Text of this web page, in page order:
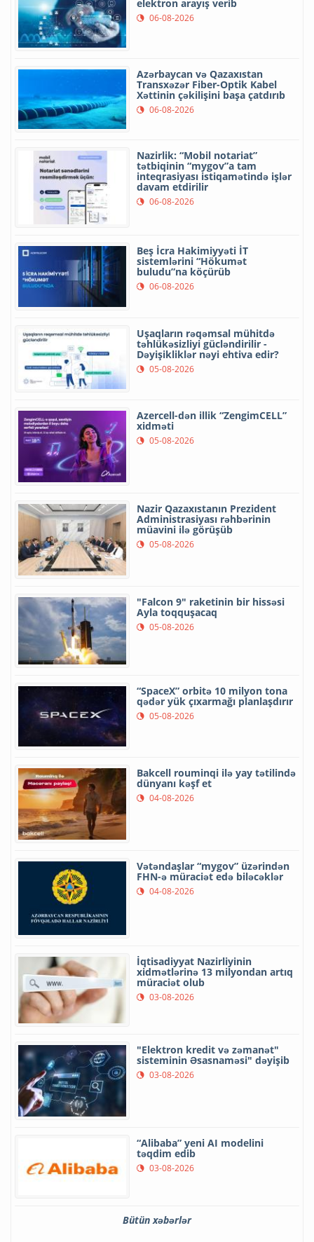
elektron arayış verib
06-08-2026
Azərbaycan və Qazaxıstan
Transxəzər Fiber-Optik Kabel
Xəttinin çəkilişini başa çatdırıb
06-08-2026
Nazirlik: “Mobil notariat”
tətbiqinin “mygov”a tam
inteqrasiyası istiqamətində işlər
davam etdirilir
06-08-2026
Beş İcra Hakimiyyəti İT
sistemlərini “Hökumət
buludu”na köçürüb
06-08-2026
Uşaqların rəqəmsal mühitdə
təhlükəsizliyi gücləndirilir -
Dəyişikliklər nəyi ehtiva edir?
05-08-2026
Azercell-dən illik “ZengimCELL”
xidməti
05-08-2026
Nazir Qazaxıstanın Prezident
Administrasiyası rəhbərinin
müavini ilə görüşüb
05-08-2026
"Falcon 9" raketinin bir hissəsi
Ayla toqquşacaq
05-08-2026
“SpaceX” orbitə 10 milyon tona
qədər yük çıxarmağı planlaşdırır
05-08-2026
Bakcell rouminqi ilə yay tətilində
dünyanı kəşf et
04-08-2026
Vətəndaşlar “mygov” üzərindən
FHN-ə müraciət edə biləcəklər
04-08-2026
İqtisadiyyat Nazirliyinin
xidmətlərinə 13 milyondan artıq
müraciət olub
03-08-2026
"Elektron kredit və zəmanət"
sisteminin Əsasnaməsi" dəyişib
03-08-2026
“Alibaba” yeni AI modelini
təqdim edib
03-08-2026
Bütün xəbərlər